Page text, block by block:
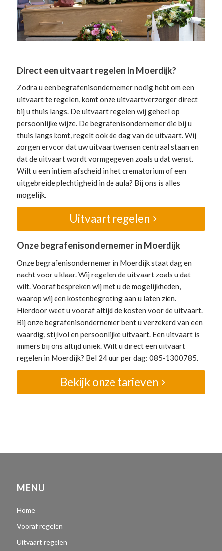
Direct een uitvaart regelen in Moerdijk?
Zodra u een begrafenisondernemer nodig hebt om een
uitvaart te regelen, komt onze uitvaartverzorger direct
bij u thuis langs. De uitvaart regelen wij geheel op
persoonlijke wijze. De begrafenisondernemer die bij u
thuis langs komt, regelt ook de dag van de uitvaart. Wij
zorgen ervoor dat uw uitvaartwensen centraal staan en
dat de uitvaart wordt vormgegeven zoals u dat wenst.
Wilt u een intiem afscheid in het crematorium of een
uitgebreide plechtigheid in de aula? Bij ons is alles
mogelijk.
Uitvaart regelen
Onze begrafenisondernemer in Moerdijk
Onze begrafenisondernemer in Moerdijk staat dag en
nacht voor u klaar. Wij regelen de uitvaart zoals u dat
wilt. Vooraf bespreken wij met u de mogelijkheden,
waarop wij een kostenbegroting aan u laten zien.
Hierdoor weet u vooraf altijd de kosten voor de uitvaart.
Bij onze begrafenisondernemer bent u verzekerd van een
waardig, stijlvol en persoonlijke uitvaart. Een uitvaart is
immers bij ons altijd uniek. Wilt u direct een uitvaart
regelen in Moerdijk? Bel 24 uur per dag: 085-1300785.
Bekijk onze tarieven
MENU
Home
Vooraf regelen
Uitvaart regelen